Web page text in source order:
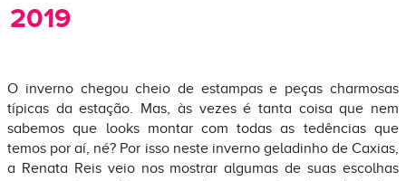
2019
O inverno chegou cheio de estampas e peças charmosas
típicas da estação. Mas, às vezes é tanta coisa que nem
sabemos que looks montar com todas as tedências que
temos por aí, né? Por isso neste inverno geladinho de Caxias,
a Renata Reis veio nos mostrar algumas de suas escolhas